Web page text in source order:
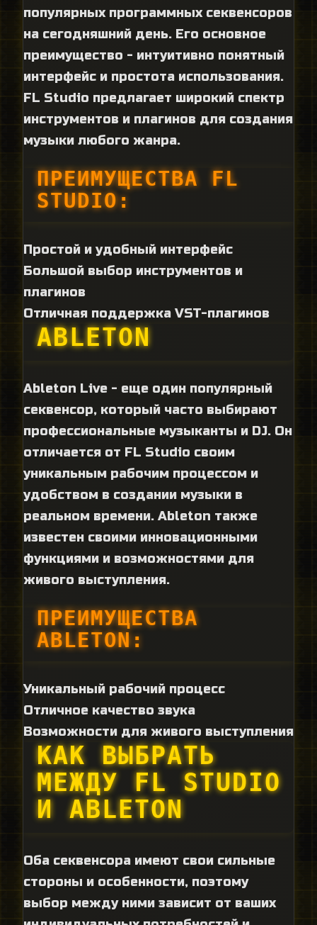
популярных программных секвенсоров
на сегодняшний день. Его основное
преимущество - интуитивно понятный
интерфейс и простота использования.
FL Studio предлагает широкий спектр
инструментов и плагинов для создания
музыки любого жанра.
ПРЕИМУЩЕСТВА FL
STUDIO:
Простой и удобный интерфейс
Большой выбор инструментов и
плагинов
Отличная поддержка VST-плагинов
ABLETON
Ableton Live - еще один популярный
секвенсор, который часто выбирают
профессиональные музыканты и DJ. Он
отличается от FL Studio своим
уникальным рабочим процессом и
удобством в создании музыки в
реальном времени. Ableton также
известен своими инновационными
функциями и возможностями для
живого выступления.
ПРЕИМУЩЕСТВА
ABLETON:
Уникальный рабочий процесс
Отличное качество звука
Возможности для живого выступления
КАК ВЫБРАТЬ
МЕЖДУ FL STUDIO
И ABLETON
Оба секвенсора имеют свои сильные
стороны и особенности, поэтому
выбор между ними зависит от ваших